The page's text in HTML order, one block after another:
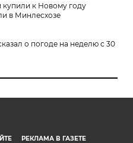
к Новому году
в Минлесхозе
о погоде на неделю с 30
РЕКЛАМА В ГАЗЕТЕ